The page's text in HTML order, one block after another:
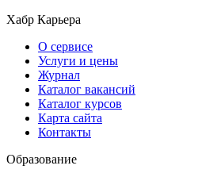
Хабр Карьера
О сервисе
Услуги и цены
Журнал
Каталог вакансий
Каталог курсов
Карта сайта
Контакты
Образование